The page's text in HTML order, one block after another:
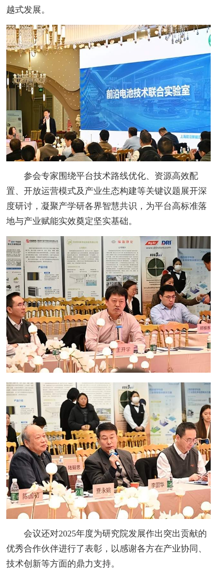
越式发展。
参会专家围绕平台技术路线优化、资源高效配
置、开放运营模式及产业生态构建等关键议题展开深
度研讨，凝聚产学研各界智慧共识，为平台高标准落
地与产业赋能实效奠定坚实基础。
会议还对2025年度为研究院发展作出突出贡献的
优秀合作伙伴进行了表彰，以感谢各方在产业协同、
技术创新等方面的鼎力支持。